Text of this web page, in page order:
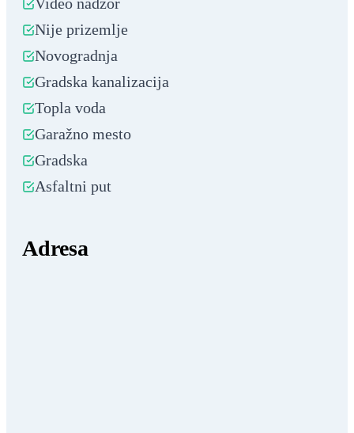
Nije prizemlje
Novogradnja
Gradska kanalizacija
Topla voda
Garažno mesto
Gradska
Asfaltni put
Adresa